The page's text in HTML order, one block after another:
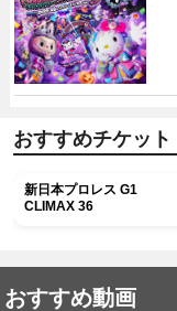
おすすめチケット
新日本プロレス G1
CLIMAX 36
おすすめ動画